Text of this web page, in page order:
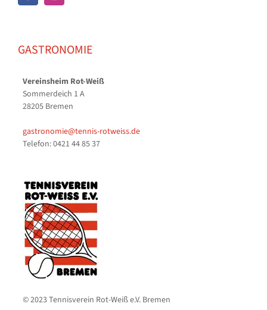
GASTRONOMIE
Vereinsheim Rot-Weiß
Sommerdeich 1 A
28205 Bremen
gastronomie@tennis-rotweiss.de
Telefon: 0421 44 85 37
© 2023 Tennisverein Rot-Weiß e.V. Bremen